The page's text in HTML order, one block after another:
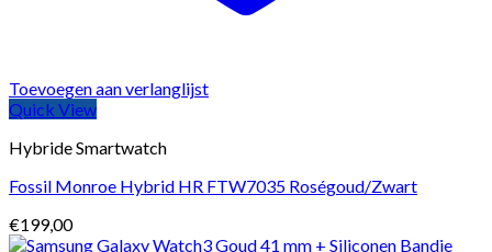
Toevoegen aan verlanglijst
Quick View
Hybride Smartwatch
Fossil Monroe Hybrid HR FTW7035 Roségoud/Zwart
€199,00